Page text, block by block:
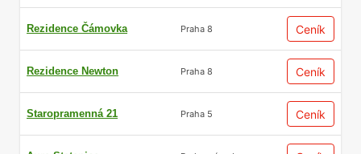
Rezidence Čámovka Praha 8 Ceník
Rezidence Newton Praha 8 Ceník
Staropramenná 21 Praha 5 Ceník